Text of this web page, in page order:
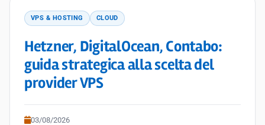
VPS & HOSTING CLOUD
Hetzner, DigitalOcean, Contabo:
guida strategica alla scelta del
provider VPS
03/08/2026